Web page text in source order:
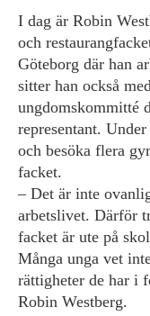
I dag är Robin
och
Göteborg där han
sitter han också
ungdomskommitté
representant.
och besöka flera
facket.
– Det är inte
arbetslivet. Därför
facket är ute på
Många unga vet
rättigheter de har i
Robin Westberg.